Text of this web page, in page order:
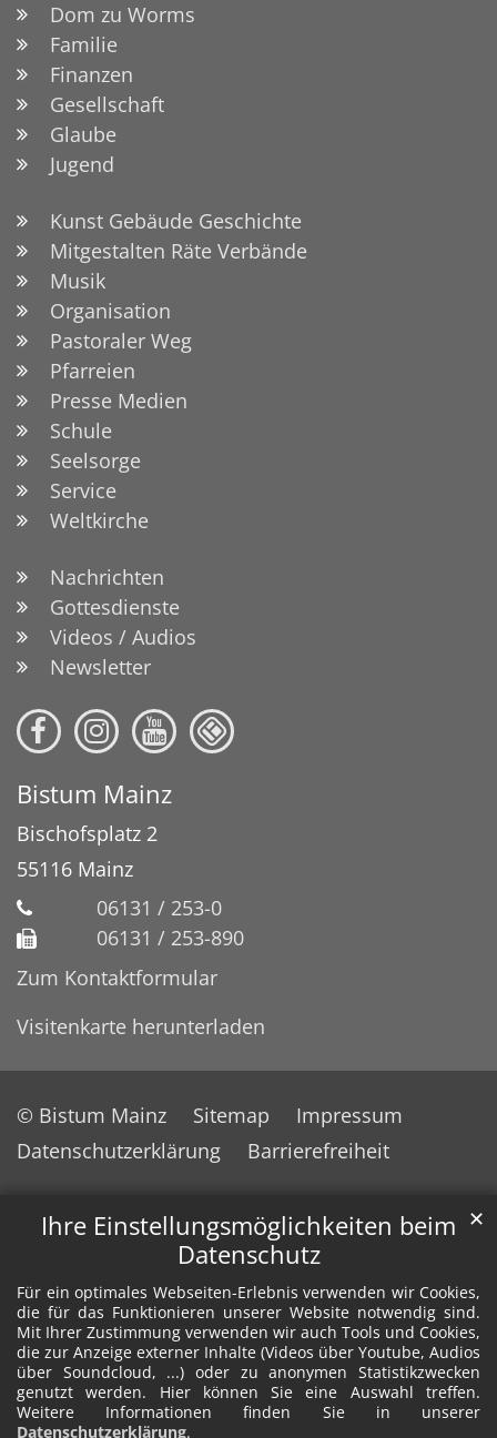
Ihre Einstellungsmöglichkeiten beim
Datenschutz
Für ein optimales Webseiten-Erlebnis verwenden wir Cookies,
die für das Funktionieren unserer Website notwendig sind.
Mit Ihrer Zustimmung verwenden wir auch Tools und Cookies,
die zur Anzeige externer Inhalte (Videos über Youtube, Audios
über Soundcloud, ...) oder zu anonymen Statistikzwecken
genutzt werden. Hier können Sie eine Auswahl treffen.
Weitere Informationen finden Sie in unserer
Datenschutzerklärung.
✕
Dom zu Worms
Familie
Finanzen
Gesellschaft
Glaube
Jugend
Kunst Gebäude Geschichte
Mitgestalten Räte Verbände
Musik
Organisation
Pastoraler Weg
Pfarreien
Presse Medien
Schule
Seelsorge
Service
Weltkirche
Nachrichten
Gottesdienste
Videos / Audios
Newsletter
Bistum Mainz
Bischofsplatz 2
55116 Mainz
06131 / 253-0
06131 / 253-890
Zum Kontaktformular
Visitenkarte herunterladen
© Bistum Mainz Sitemap
Impressum
Datenschutzerklärung
Barrierefreiheit